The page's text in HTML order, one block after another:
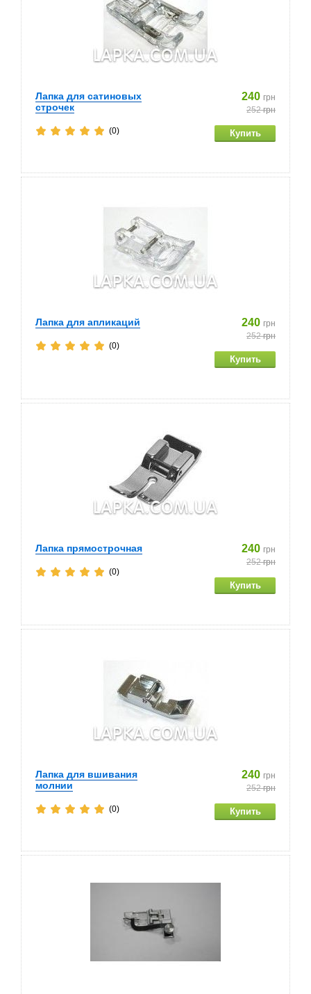
Лапка для сатиновых
строчек
240 грн
252грн
(0)
Лапка для апликаций 240 грн
252грн
(0)
Лапка прямострочная 240 грн
252грн
(0)
Лапка для вшивания
молнии
240 грн
252грн
(0)